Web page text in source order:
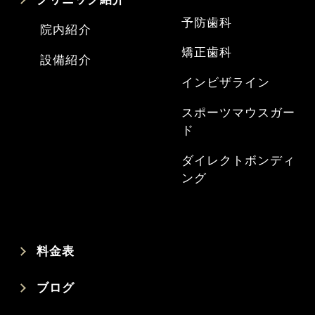
院内紹介
設備紹介
予防歯科
矯正歯科
インビザライン
スポーツマウスガー
ド
ダイレクトボンディ
ング
料金表
ブログ